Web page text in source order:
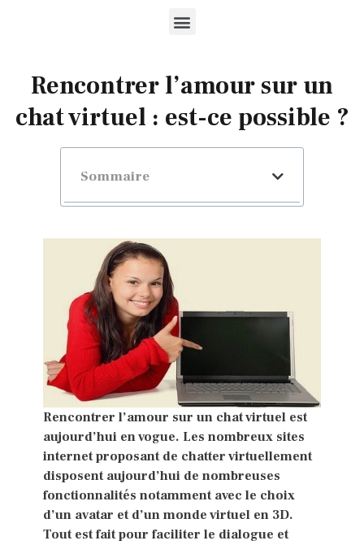
Rencontrer l’amour sur un
chat virtuel : est-ce possible ?
Sommaire
Rencontrer l’amour sur un chat virtuel est
aujourd’hui en vogue. Les nombreux sites
internet proposant de chatter virtuellement
disposent aujourd’hui de nombreuses
fonctionnalités notamment avec le choix
d’un avatar et d’un monde virtuel en 3D.
Tout est fait pour faciliter le dialogue et